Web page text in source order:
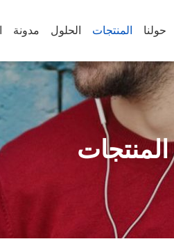
حولنا المنتجات الحلول مدونة